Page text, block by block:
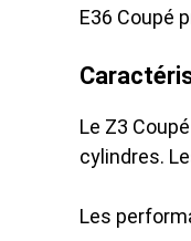
E36 Coupé
Le Z3
cylindres.
Les